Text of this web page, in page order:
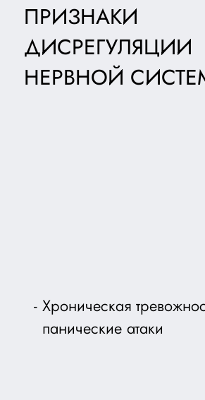
ПРИЗНАКИ
ДИСРЕГУЛЯЦИИ
НЕРВНОЙ
Хроническая
панические атаки